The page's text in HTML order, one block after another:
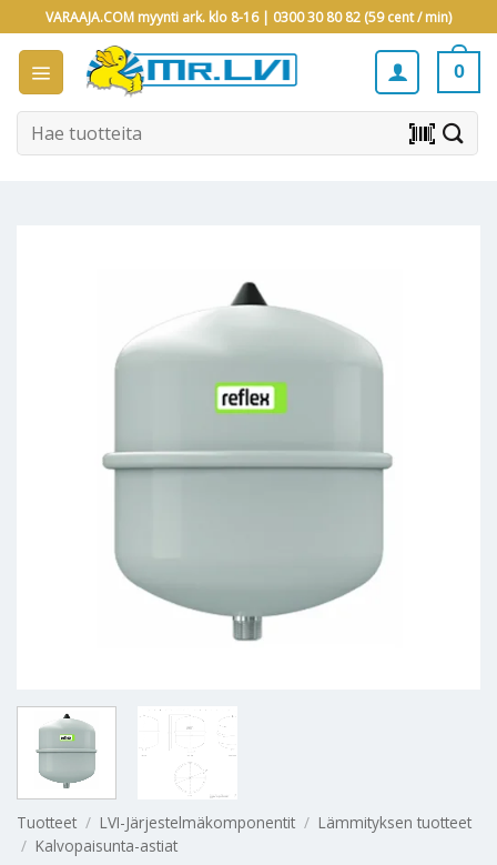
to
content
VARAAJA.COM myynti ark. klo 8-16 | 0300 30 80 82 (59 cent / min)
0
Etsi: barcode_scanner
Tuotteet / LVI-Järjestelmäkomponentit / Lämmityksen tuotteet
/ Kalvopaisunta-astiat